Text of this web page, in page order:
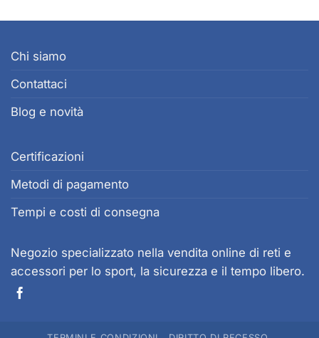
Chi siamo
Contattaci
Blog e novità
Certificazioni
Metodi di pagamento
Tempi e costi di consegna
Negozio specializzato nella vendita online di reti e
accessori per lo sport, la sicurezza e il tempo libero.